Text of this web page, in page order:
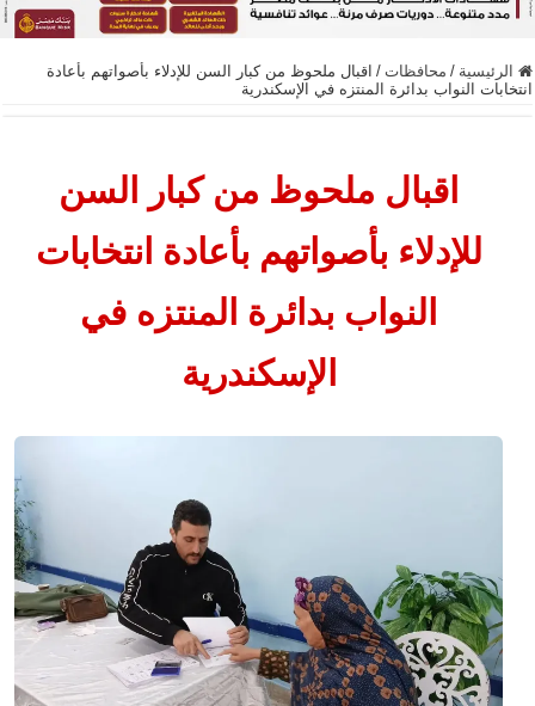
الرئيسية / محافظات / اقبال ملحوظ من كبار السن للإدلاء بأصواتهم بأعادة
انتخابات النواب بدائرة المنتزه في الإسكندرية
اقبال ملحوظ من كبار السن
للإدلاء بأصواتهم بأعادة انتخابات
النواب بدائرة المنتزه في
الإسكندرية